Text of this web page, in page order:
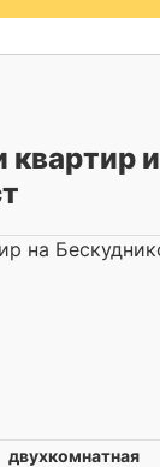
квартир и
двухкомнатная